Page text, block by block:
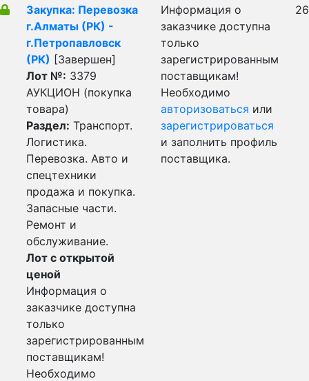
Закупка: Перевозка
г.Алматы (РК) -
г.Петропавловск
(РК) [Завершен]
Лот №: 3379
АУКЦИОН (покупка
товара)
Раздел: Транспорт.
Логистика.
Перевозка. Авто и
спецтехники
продажа и покупка.
Запасные части.
Ремонт и
обслуживание.
Лот с открытой
ценой
Информация о
заказчике доступна
только
зарегистрированным
поставщикам!
Необходимо
Информация о
заказчике доступна
только
зарегистрированным
поставщикам!
Необходимо
авторизоваться или
зарегистрироваться
и заполнить профиль
поставщика.